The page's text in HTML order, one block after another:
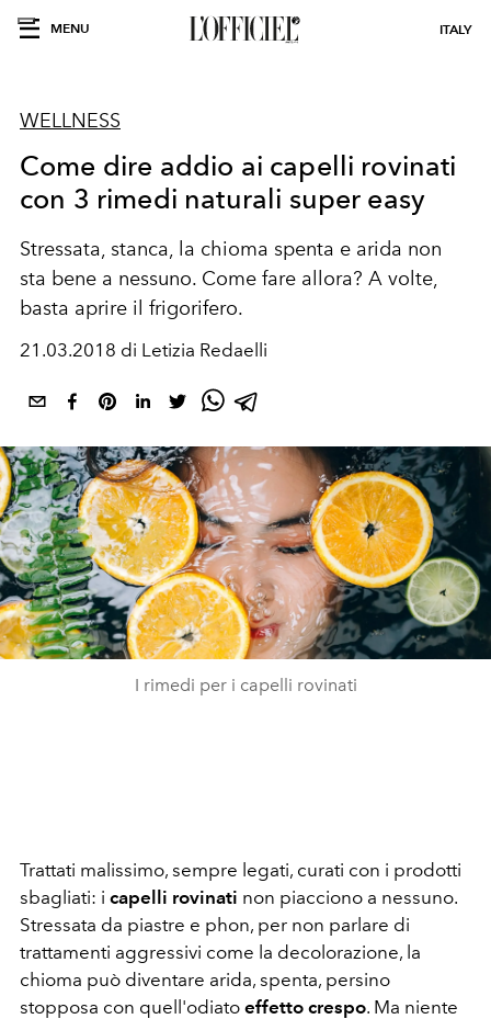
MENU ITALY
WELLNESS
Come dire addio ai capelli rovinati
con 3 rimedi naturali super easy
Stressata, stanca, la chioma spenta e arida non
sta bene a nessuno. Come fare allora? A volte,
basta aprire il frigorifero.
21.03.2018 di Letizia Redaelli
I rimedi per i capelli rovinati
Trattati malissimo, sempre legati, curati con i prodotti
sbagliati: i capelli rovinati non piacciono a nessuno.
Stressata da piastre e phon, per non parlare di
trattamenti aggressivi come la decolorazione, la
chioma può diventare arida, spenta, persino
stopposa con quell'odiato effetto crespo. Ma niente